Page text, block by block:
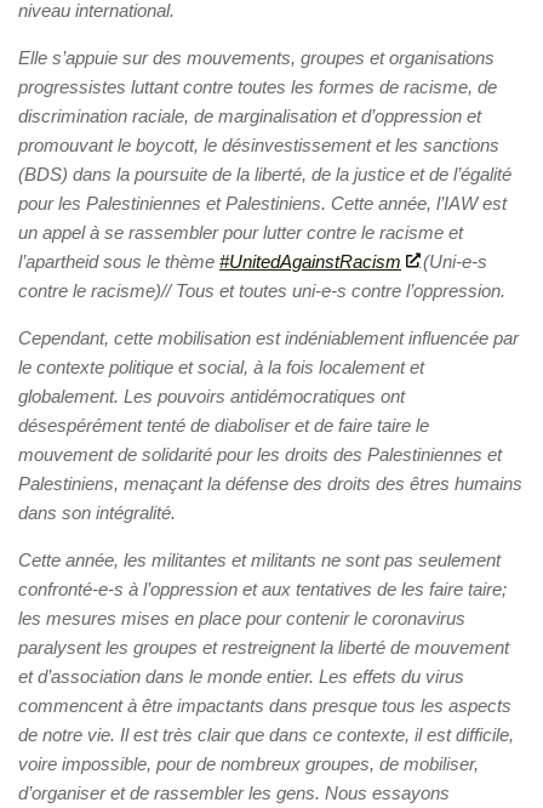
niveau international.
Elle s’appuie sur des mouvements, groupes et organisations
progressistes luttant contre toutes les formes de racisme, de
discrimination raciale, de marginalisation et d’oppression et
promouvant le boycott, le désinvestissement et les sanctions
(BDS) dans la poursuite de la liberté, de la justice et de l’égalité
pour les Palestiniennes et Palestiniens. Cette année, l’IAW est
un appel à se rassembler pour lutter contre le racisme et
l’apartheid sous le thème #UnitedAgainstRacism
(Uni-e-s
contre le racisme)// Tous et toutes uni-e-s contre l’oppression.
Cependant, cette mobilisation est indéniablement influencée par
le contexte politique et social, à la fois localement et
globalement. Les pouvoirs antidémocratiques ont
désespérément tenté de diaboliser et de faire taire le
mouvement de solidarité pour les droits des Palestiniennes et
Palestiniens, menaçant la défense des droits des êtres humains
dans son intégralité.
Cette année, les militantes et militants ne sont pas seulement
confronté-e-s à l’oppression et aux tentatives de les faire taire;
les mesures mises en place pour contenir le coronavirus
paralysent les groupes et restreignent la liberté de mouvement
et d’association dans le monde entier. Les effets du virus
commencent à être impactants dans presque tous les aspects
de notre vie. Il est très clair que dans ce contexte, il est difficile,
voire impossible, pour de nombreux groupes, de mobiliser,
d’organiser et de rassembler les gens. Nous essayons